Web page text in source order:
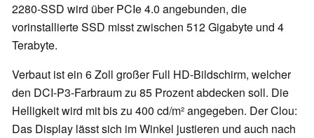
2280-SSD wird über PCIe 4.0 angebunden, die
vorinstallierte SSD misst zwischen 512 Gigabyte und 4
Terabyte.
Verbaut ist ein 6 Zoll großer Full HD-Bildschirm, welcher
den DCI-P3-Farbraum zu 85 Prozent abdecken soll. Die
Helligkeit wird mit bis zu 400 cd/m² angegeben. Der Clou:
Das Display lässt sich im Winkel justieren und auch nach